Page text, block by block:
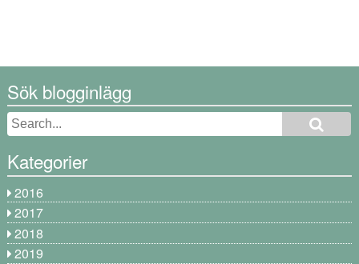
Sök blogginlägg
Kategorier
2016
2017
2018
2019